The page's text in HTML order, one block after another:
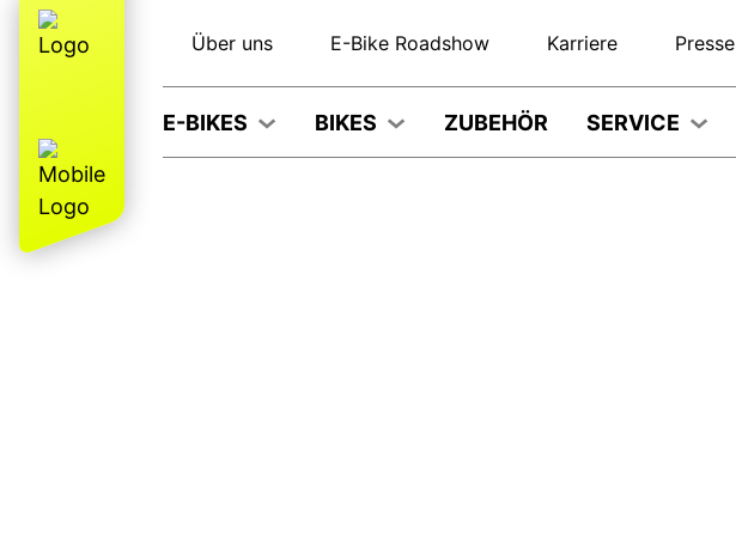
Über uns E-Bike Roadshow Karriere Presse
E-BIKES BIKES ZUBEHÖR SERVICE